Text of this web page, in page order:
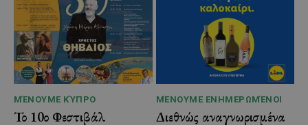
ΜΈΝΟΥΜΕ ΚΎΠΡΟ
Το 10ο Φεστιβάλ
ΜΈΝΟΥΜΕ ΕΝΗΜΕΡΩΜΈΝΟΙ
Διεθνώς αναγνωρισμένα